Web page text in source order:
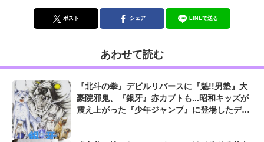
ポスト シェア LINEで送る
あわせて読む
『北斗の拳』デビルリバースに『魁!!男塾』大
豪院邪鬼、『銀牙』赤カブトも...昭和キッズが
震え上がった『少年ジャンプ』に登場したデカ